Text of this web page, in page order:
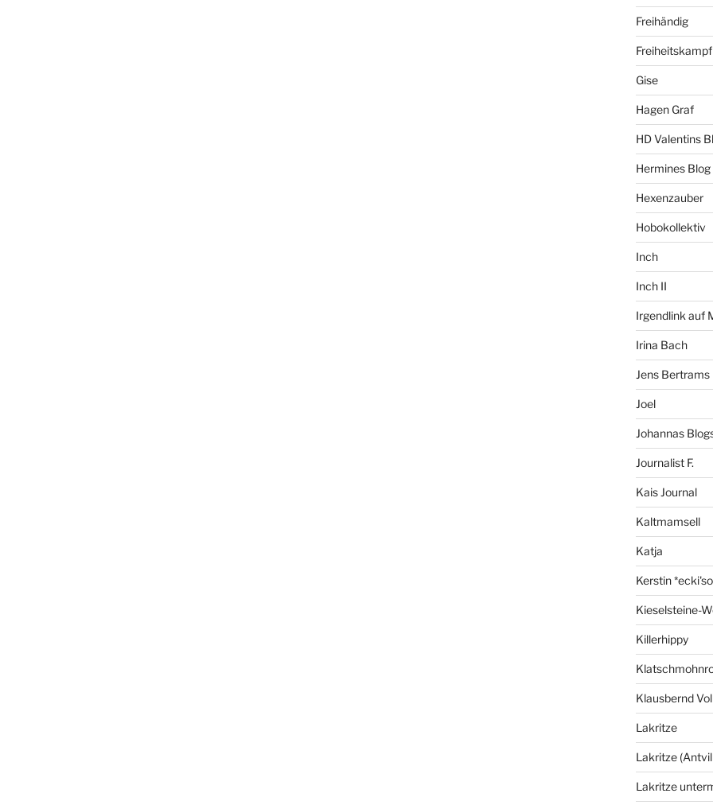
Freihändig
Freiheitskampf
Gise
Hagen Graf
HD Valentins
Hermines Blog
Hexenzauber
Hobokollektiv
Inch
Inch II
Irgendlink auf
Irina Bach
Jens Bertrams
Joel
Johannas
Journalist F.
Kais Journal
Kaltmamsell
Katja
Kerstin
Kieselsteine-
Killerhippy
Klausbernd
Lakritze
Lakritze
Lakritze